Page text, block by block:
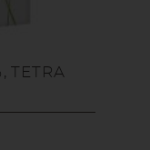
TETRA